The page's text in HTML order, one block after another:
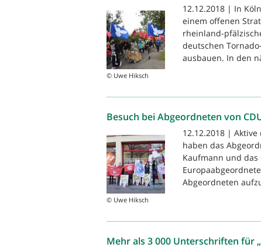
© Uwe Hiksch
12.12.2018 | In
einem offenen
rheinland-
deutschen
ausbauen. In den
Besuch bei Abgeordneten von
© Uwe Hiksch
12.12.2018 | Aktive
haben das
Kaufmann und das
Abgeordneten
Mehr als 3 000 Unterschriften für